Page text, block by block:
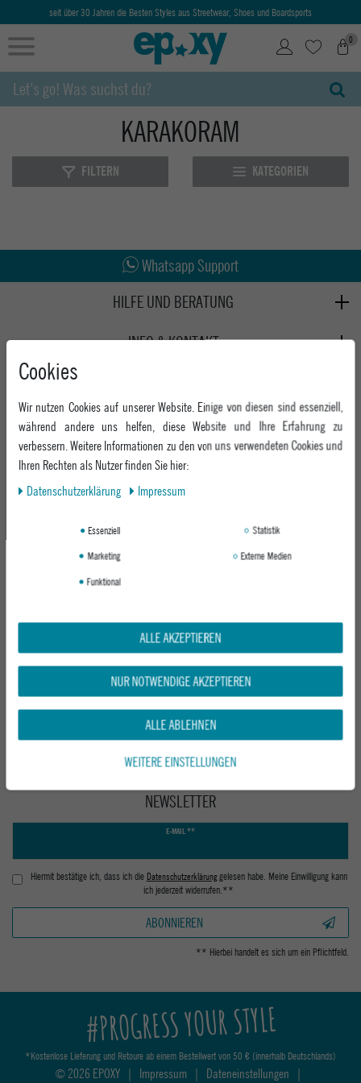
seit über 30 Jahren die Besten Styles aus Streetwear, Shoes und Boardsports
0
KARAKORAM
FILTERN KATEGORIEN
Whatsapp Support
HILFE UND BERATUNG
Gutscheine
Click & Collect
INFO & KONTAKT
Samstag: 10:00 - 17:00
Whatsapp
Kontaktformular
Jobs
We Care - Wiederverwendete Verpackungen
Verleih
EPOXY STORES
Deggendorf
KEEP UP WITH US
Facebook
VERSAND
GEPRÜFTE SICHERHEIT
NEWSLETTER
E-MAIL **
Hiermit bestätige ich, dass ich die Daten­schutz­erklärunggelesen habe. Meine Einwilligung kann
ich jederzeit widerrufen.**
ABONNIEREN
** Hierbei handelt es sich um ein Pflichtfeld.
#PROGRESS YOUR STYLE
*Kostenlose Lieferung und Retoure ab einem Bestellwert von 50 € (innerhalb Deutschlands)
© 2026 EPOXY | Impressum | Dateneinstellungen |
Cookies
Wir nutzen Cookies auf unserer Website. Einige von diesen sind essenziell,
während andere uns helfen, diese Website und Ihre Erfahrung zu
verbessern. Weitere Informationen zu den von uns verwendeten Cookies und
Ihren Rechten als Nutzer finden Sie hier:
Daten­schutz­erklärung
Impressum
Essenziell
Statistik
Marketing
Externe Medien
Funktional
ALLE AKZEPTIEREN
NUR NOTWENDIGE AKZEPTIEREN
ALLE ABLEHNEN
WEITERE EINSTELLUNGEN